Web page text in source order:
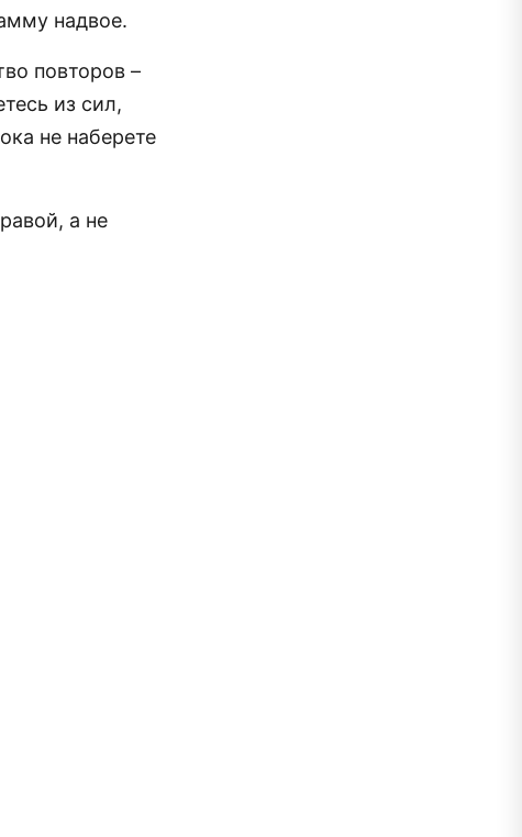
надвое.
повторов –
из сил,
не наберете
а не